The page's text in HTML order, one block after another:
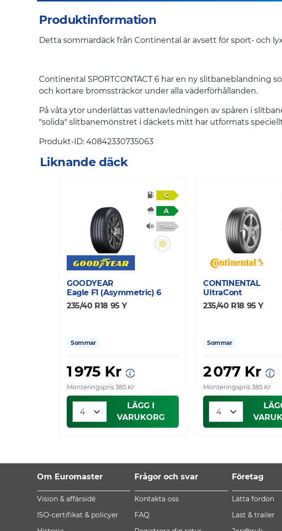
Produktinformation
Detta sommardäck från Continental är avsett för sport- och
Continental SPORTCONTACT 6 har en ny
och kortare bromssträckor under alla väderförhållanden.
På våta ytor underlättas vattenavledningen av spåren i
"solida" slitbanemönstret i däckets mitt har utformats
Produkt-ID: 40842330735063
Liknande däck
C
A
70db
GOODYEAR
Eagle F1 (Asymmetric) 6
235/40 R18 95 Y
Sommar
1 975 Kr
Monteringspris 385 Kr
LÄGG I
VARUKORG
CONTINENTAL
UltraCont
235/40 R18 95 Y
Sommar
2 077 Kr
Monteringspris 385 Kr
Om Euromaster
Vision & affärsidé
ISO-certifikat & policyer
Frågor och svar
Kontakta oss
FAQ
Företag
Lätta fordon
Last & trailer